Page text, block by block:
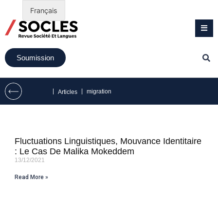
Soumission
Articles migration
Fluctuations Linguistiques, Mouvance Identitaire
: Le Cas De Malika Mokeddem
13/12/2021
Read More »
Français